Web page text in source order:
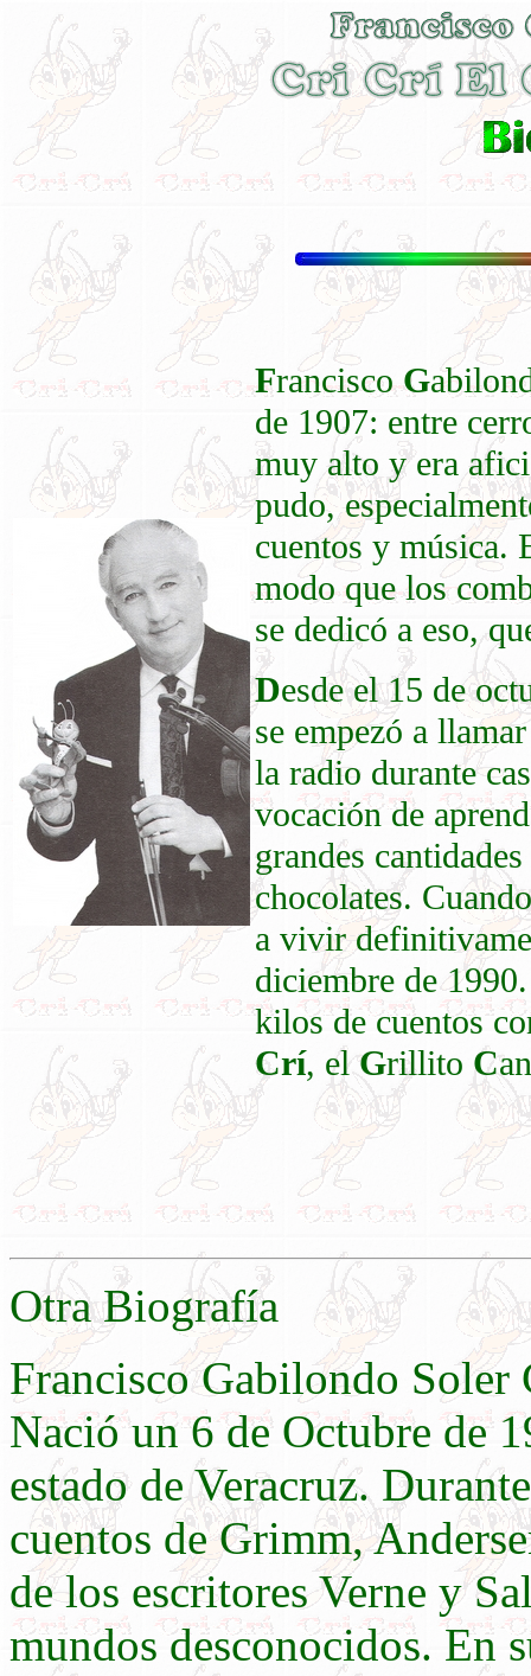
Francisco G
de 1907: entre
muy alto y era
pudo,
cuentos y música.
modo que los
se dedicó a eso,
Desde el 15 de
se empezó a
la radio durante
vocación de
grandes
chocolates.
a vivir
diciembre de
kilos de cuentos
Crí, el Grillito C
Otra Biografía
Francisco Gabilondo
Nació un 6 de Octubre de
estado de Veracruz.
cuentos de Grimm,
de los escritores Verne y
mundos desconocidos. En